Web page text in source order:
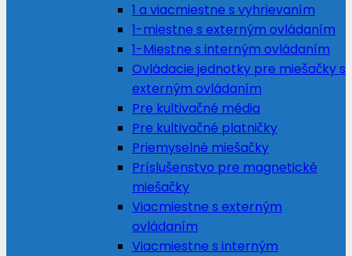
1 a viacmiestne s vyhrievaním
1-miestne s externým ovládaním
1-Miestne s interným ovládaním
Ovládacie jednotky pre miešačky s
externým ovládaním
Pre kultivačné média
Pre kultivačné platničky
Priemyselné miešačky
Príslušenstvo pre magnetické
miešačky
Viacmiestne s externým
ovládaním
Viacmiestne s interným